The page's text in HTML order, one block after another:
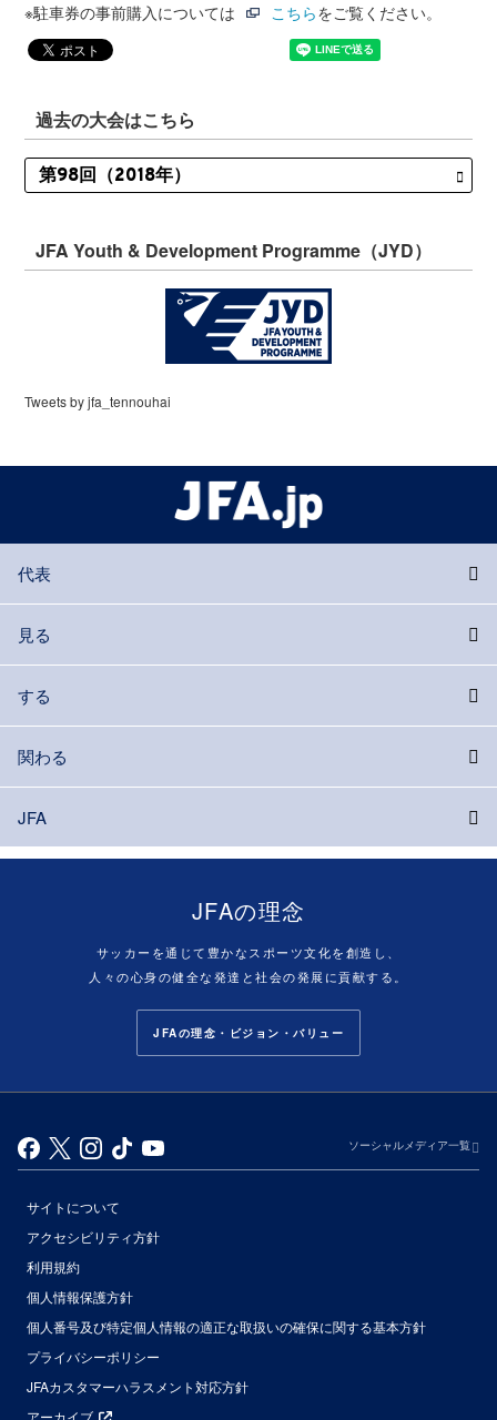
※駐車券の事前購入については こちらをご覧ください。
過去の大会はこちら
JFA Youth & Development Programme（JYD）
Tweets by jfa_tennouhai
代表
見る
する
関わる
JFA
JFAの理念
サッカーを通じて豊かなスポーツ文化を創造し、
人々の心身の健全な発達と社会の発展に貢献する。
JFAの理念・ビジョン・バリュー
ソーシャルメディア一覧
サイトについて
アクセシビリティ方針
利用規約
個人情報保護方針
個人番号及び特定個人情報の適正な取扱いの確保に関する基本方針
プライバシーポリシー
JFAカスタマーハラスメント対応方針
アーカイブ